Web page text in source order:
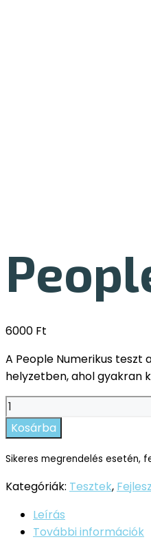
6000 Ft
A People Numerikus
helyzetben, ahol gyakran
People
Numerikus
teszt
mennyiség
Kosárba
Sikeres megrendelés esetén,
Kategóriák: Tesztek,
Leírás
További információk